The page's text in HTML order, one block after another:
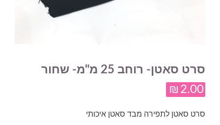
סרט סאטן- רוחב 25 מ"מ- שחור
₪ 2.00
סרט סאטן לתפירה מבד סאטן איכותי